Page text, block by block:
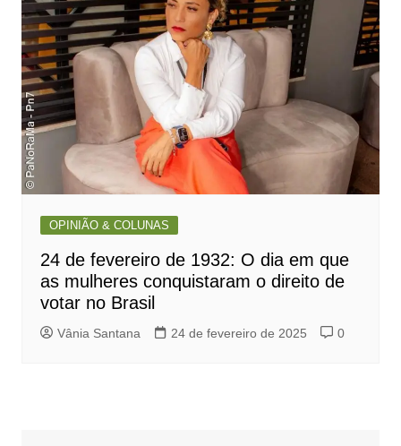
OPINIÃO & COLUNAS
24 de fevereiro de 1932: O dia em que
as mulheres conquistaram o direito de
votar no Brasil
Vânia Santana 24 de fevereiro de 2025 0